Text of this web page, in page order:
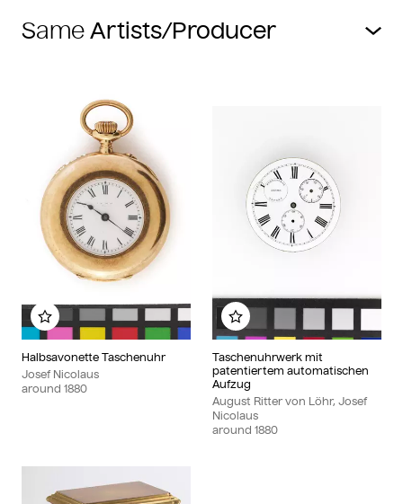
Same
Halbsavonette Taschenuhr
Josef Nicolaus
around 1880
Add to my album
Taschenuhrwerk mit
patentiertem automatischen
Aufzug
August Ritter von Löhr, Josef
Nicolaus
around 1880
Add to my album